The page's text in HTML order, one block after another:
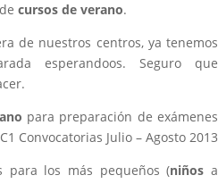
cursos de verano.
de nuestros centros, ya tenemos
esperandoos. Seguro que
para preparación de exámenes
Convocatorias Julio – Agosto 2013
para los más pequeños (niños a